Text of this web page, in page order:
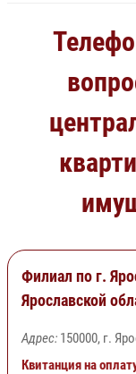
Филиал по г.
Ярославской
Адрес:150000, г.
Квитанция на